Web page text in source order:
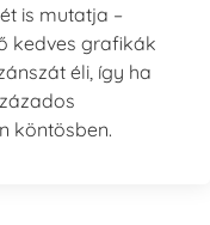
is mutatja –
kedves grafikák
éli, így ha
köntösben.